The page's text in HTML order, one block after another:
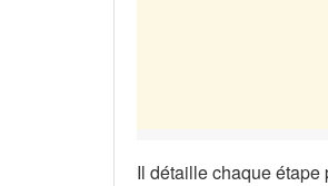
Il détaille chaque étape